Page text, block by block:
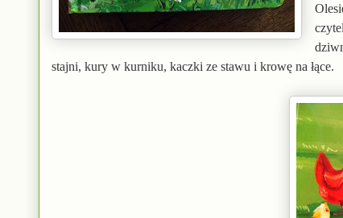
stajni, kury w kurniku, kaczki ze stawu i krowę na łące.